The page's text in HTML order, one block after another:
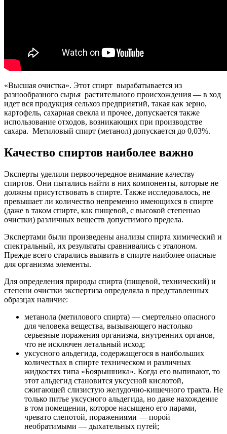
«Высшая очистка». Этот спирт вырабатывается из
разнообразного сырья растительного происхождения — в ход
идет вся продукция сельхоз предприятий, такая как зерно,
картофель, сахарная свекла и прочее, допускается также
использование отходов, возникающих при производстве
сахара. Метиловый спирт (метанол) допускается до 0,03%.
Качество спиртов наиболее важно
Эксперты уделили первоочередное внимание качеству
спиртов. Они пытались найти в них компоненты, которые не
должны присутствовать в спирте. Также исследовалось, не
превышает ли количество непременно имеющихся в спирте
(даже в таком спирте, как пищевой, с высокой степенью
очистки) различных веществ допустимого предела.
Экспертами были произведены анализы спирта химический и
спектральный, их результаты сравнивались с эталоном.
Прежде всего старались выявить в спирте наиболее опасные
для организма элементы.
Для определения природы спирта (пищевой, технический) и
степени очистки экспертиза определяла в представленных
образцах наличие:
метанола (метилового спирта) — смертельно опасного
для человека вещества, вызывающего настолько
серьезные поражения организма, внутренних органов,
что не исключен летальный исход;
уксусного альдегида, содержащегося в наибольших
количествах в спирте техническом и различных
жидкостях типа «Боярышника». Когда его выпивают, то
этот альдегид становится уксусной кислотой,
сжигающей слизистую желудочно-кишечного тракта. Не
только питье уксусного альдегида, но даже нахождение
в том помещении, которое насыщено его парами,
чревато слепотой, поражениями — порой
необратимыми — дыхательных путей;